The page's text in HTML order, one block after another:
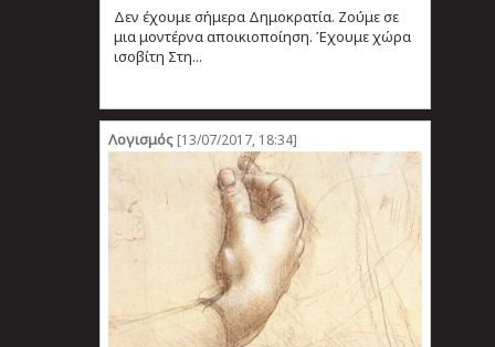
Δεν έχουμε σήμερα Δημοκρατία. Ζούμε σε
μια μοντέρνα αποικιοποίηση. Έχουμε χώρα
ισοβίτη Στη...
Λογισμός[13/07/2017, 18:34]